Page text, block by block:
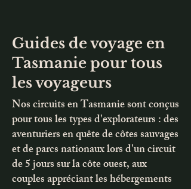
Guides de voyage en
Tasmanie pour tous
les voyageurs
Nos circuits en Tasmanie sont conçus
pour tous les types d'explorateurs : des
aventuriers en quête de côtes sauvages
et de parcs nationaux lors d'un circuit
de 5 jours sur la côte ouest, aux
couples appréciant les hébergements